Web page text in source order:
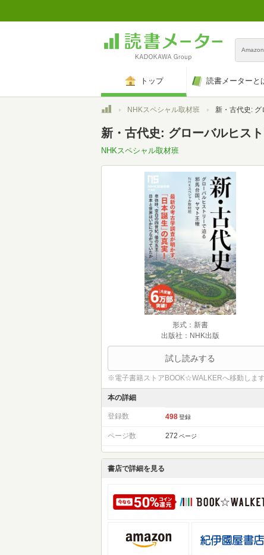
トップ 読書メーターと
トップNHKスペシャル取材班 新・古代史: グローバルヒストリー
新・古代史: グローバルヒス
NHKスペシャル取材班
形式：新書
出版社：NHK出版
試し読みする
※電子書籍ストアBOOK☆WALKERへ移動します
本の詳細
登録数 498 登録
ページ数 272 ページ
書店で詳細を見る